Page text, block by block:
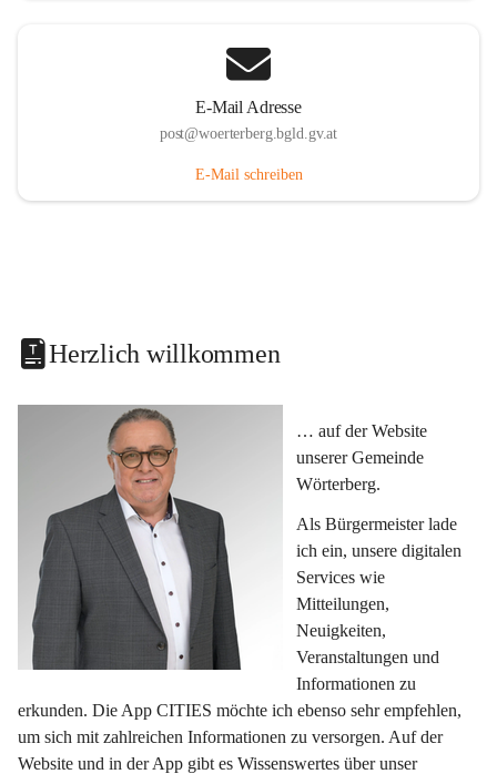
E-Mail Adresse
post@woerterberg.bgld.gv.at
E-Mail schreiben
Herzlich willkommen
… auf der Website
unserer Gemeinde
Wörterberg.
Als Bürgermeister lade
ich ein, unsere digitalen
Services wie
Mitteilungen,
Neuigkeiten,
Veranstaltungen und
Informationen zu
erkunden. Die App CITIES möchte ich ebenso sehr empfehlen,
um sich mit zahlreichen Informationen zu versorgen. Auf der
Website und in der App gibt es Wissenswertes über unser